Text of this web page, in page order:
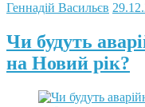
Геннадій Васильєв
Чи будуть
на Новий рік?